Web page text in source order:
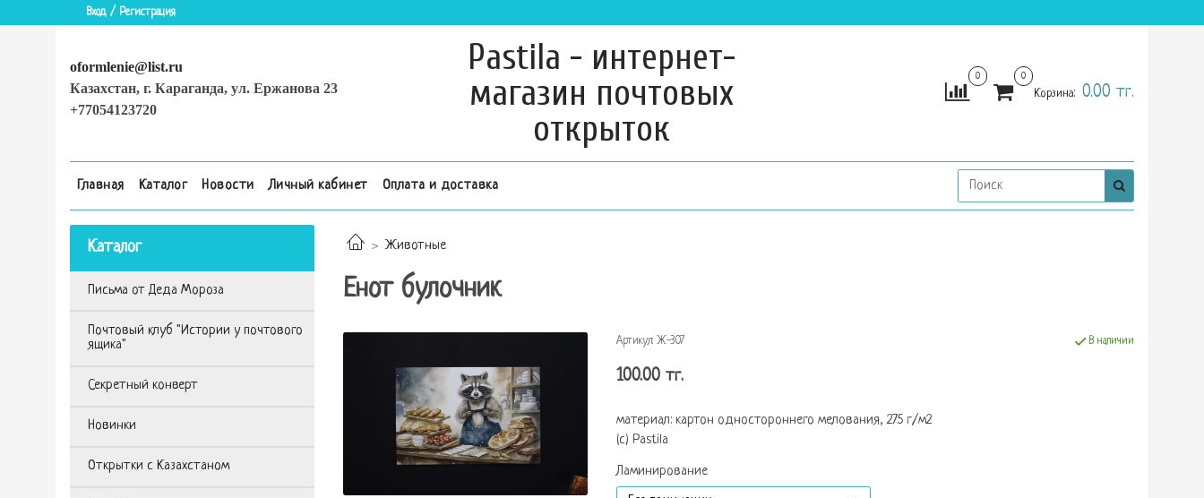
Вход / Регистрация
oformlenie@list.ru
Казахстан, г. Караганда, ул. Ержанова 23
+77054123720
Pastila - интернет-
магазин почтовых
открыток
0 0
Корзина: 0.00 тг.
Главная Каталог Новости Личный кабинет Оплата и доставка
Животные
Енот булочник
Артикул: Ж-307 В наличии
100.00 тг.
материал: картон одностороннего мелования, 275 г/м2
(с) Pastila
Ламинирование
Каталог
Письма от Деда Мороза
Почтовый клуб "Истории у почтового
ящика"
Секретный конверт
Новинки
Открытки с Казахстаном